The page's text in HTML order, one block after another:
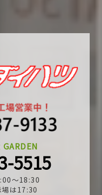
5515
～18:30
場は17:30